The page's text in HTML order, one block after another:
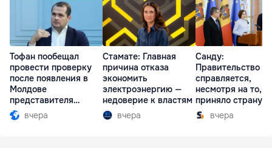
Тофан пообещал
провести проверку
после появления в
Молдове
представителя
Южной Осетии
вчера
Стамате: Главная
причина отказа
экономить
электроэнергию —
недоверие к властям
вчера
Санду:
Правительство
справляется,
несмотря на то,
приняло страну в
разгар кризиса
вчера